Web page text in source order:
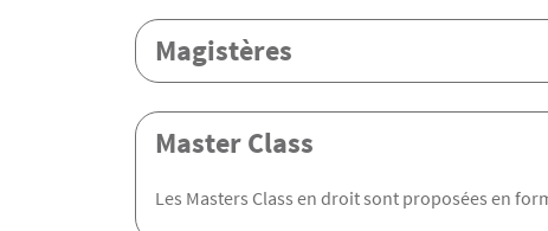
Magistères
Master Class
Les Masters Class en droit sont proposées en